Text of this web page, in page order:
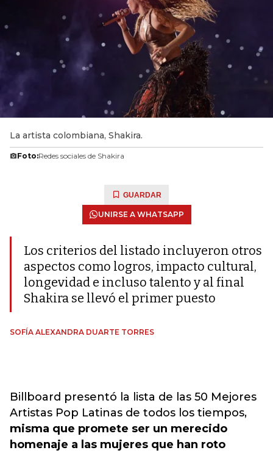
La artista colombiana, Shakira.
Foto:Redes sociales de Shakira
GUARDAR
UNIRSE A WHATSAPP
Los criterios del listado incluyeron otros
aspectos como logros, impacto cultural,
longevidad e incluso talento y al final
Shakira se llevó el primer puesto
SOFÍA ALEXANDRA DUARTE TORRES
Billboard presentó la lista de las 50 Mejores
Artistas Pop Latinas de todos los tiempos,
misma que promete ser un merecido
homenaje a las mujeres que han roto